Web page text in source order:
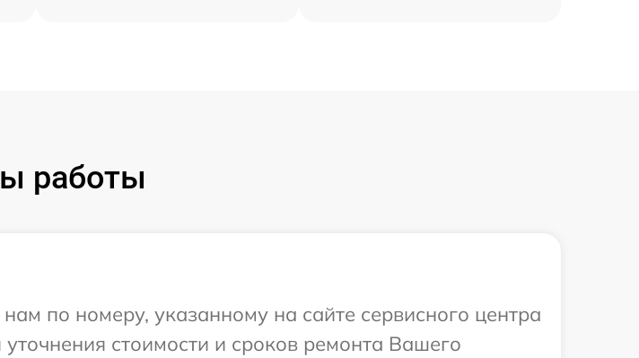
работы
по номеру, указанному на сайте сервисного центра
стоимости и сроков ремонта Вашего